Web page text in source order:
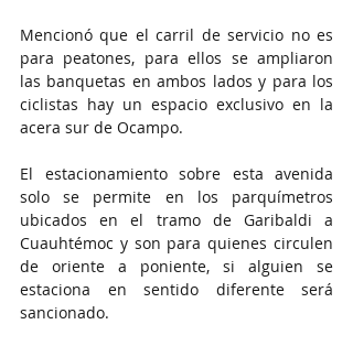
Mencionó que el carril de servicio no es
para peatones, para ellos se ampliaron
las banquetas en ambos lados y para los
ciclistas hay un espacio exclusivo en la
acera sur de Ocampo.
El estacionamiento sobre esta avenida
solo se permite en los parquímetros
ubicados en el tramo de Garibaldi a
Cuauhtémoc y son para quienes circulen
de oriente a poniente, si alguien se
estaciona en sentido diferente será
sancionado.